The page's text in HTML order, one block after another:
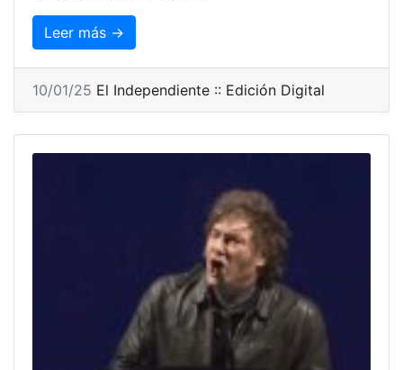
Leer más →
10/01/25 El Independiente :: Edición Digital